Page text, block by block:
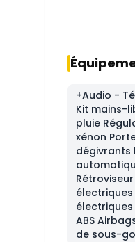
+Audio -
Kit mains-
pluie
xénon
dégivrants
ABS
de sous-